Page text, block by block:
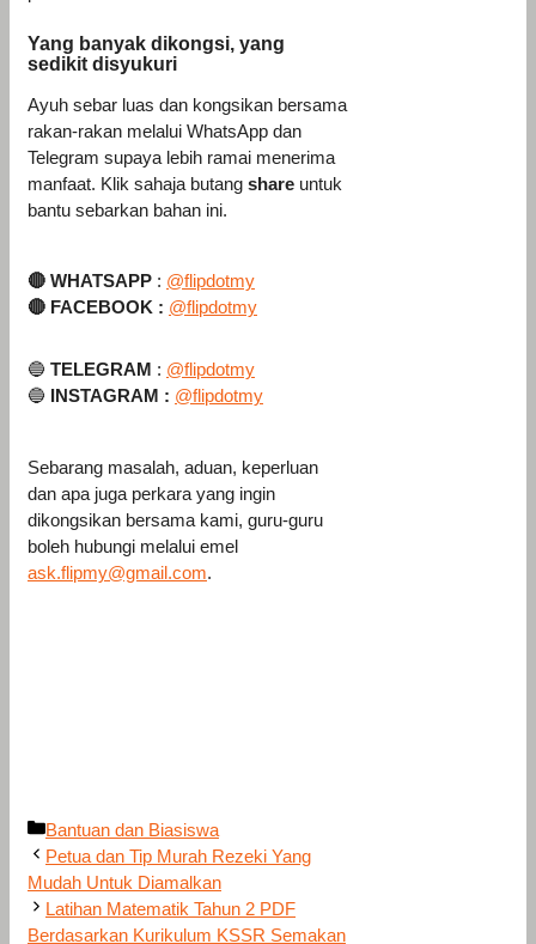
Yang banyak dikongsi, yang
sedikit disyukuri
Ayuh sebar luas dan kongsikan bersama
rakan-rakan melalui WhatsApp dan
Telegram supaya lebih ramai menerima
manfaat. Klik sahaja butang share untuk
bantu sebarkan bahan ini.
🔴 WHATSAPP : @flipdotmy
🔴 FACEBOOK : @flipdotmy
🔵 TELEGRAM : @flipdotmy
🔵 INSTAGRAM : @flipdotmy
Sebarang masalah, aduan, keperluan
dan apa juga perkara yang ingin
dikongsikan bersama kami, guru-guru
boleh hubungi melalui emel
ask.flipmy@gmail.com.
Categories
Bantuan dan Biasiswa
Petua dan Tip Murah Rezeki Yang
Mudah Untuk Diamalkan
Latihan Matematik Tahun 2 PDF
Berdasarkan Kurikulum KSSR Semakan